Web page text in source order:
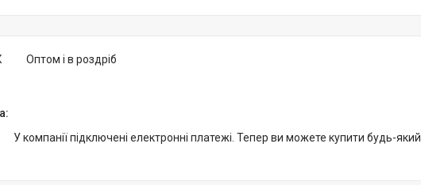
Оптом і в роздріб
У компанії підключені електронні платежі. Тепер ви можете купити будь-який